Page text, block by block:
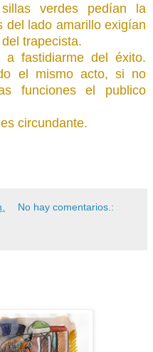
verdes pedían la
del lado amarillo exigían
trapecista.
a fastidiarme del éxito.
el mismo acto, si no
funciones el publico
circundante.
No hay comentarios.: